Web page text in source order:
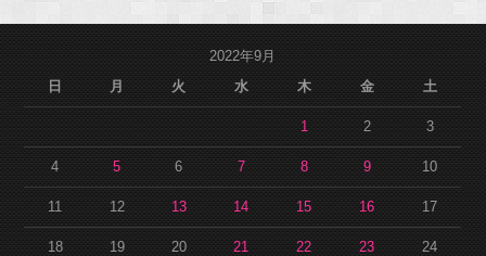
2022年9月
日
月 火 水 木 金 土
1 2 3
4 5 6 7 8 9 10
11 12 13 14 15 16 17
18 19 20 21 22 23 24